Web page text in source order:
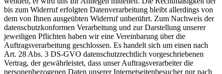
bis zum Widerruf erfolgten Datenverarbeitung bleibt allerdings von
dem von Ihnen ausgeübten Widerruf unberührt. Zum Nachweis der
datenschutzkonformen Verarbeitung und zur Darstellung unserer
jeweiligen Pflichten haben wir eine Vereinbarung über die
Auftragsverarbeitung geschlossen. Es handelt sich um einen nach
Art. 28 Abs. 3 DS-GVO datenschutzrechtlich vorgeschriebenen
Vertrag, der gewährleistet, dass unser Auftragsverarbeiter die
personenbezogenen Daten unserer Internetseitenbesucher nur nach